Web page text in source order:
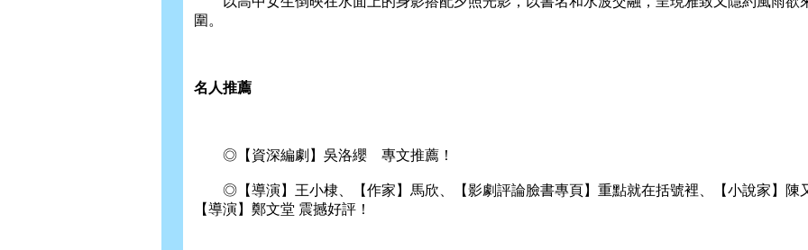
圍。
名人推薦
◎【資深編劇】吳洛纓 專文推薦！
◎【導演】王小棣、【作家】馬欣、【影劇評論臉書專頁】重點就在括號裡、【小說家】陳
【導演】鄭文堂 震撼好評！